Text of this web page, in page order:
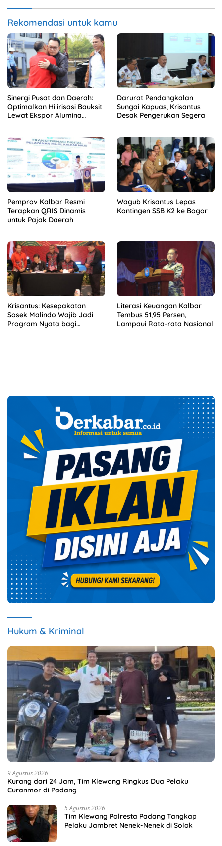
Rekomendasi untuk kamu
Sinergi Pusat dan Daerah:
Optimalkan Hilirisasi Bauksit
Lewat Ekspor Alumina
Darurat Pendangkalan
Sungai Kapuas, Krisantus
Desak Pengerukan Segera
Pemprov Kalbar Resmi
Terapkan QRIS Dinamis
untuk Pajak Daerah
Wagub Krisantus Lepas
Kontingen SSB K2 ke Bogor
Krisantus: Kesepakatan
Sosek Malindo Wajib Jadi
Program Nyata bagi
Literasi Keuangan Kalbar
Tembus 51,95 Persen,
Lampaui Rata-rata Nasional
Hukum & Kriminal
9 Agustus 2026
Kurang dari 24 Jam, Tim Klewang Ringkus Dua Pelaku
Curanmor di Padang
5 Agustus 2026
Tim Klewang Polresta Padang Tangkap
Pelaku Jambret Nenek-Nenek di Solok